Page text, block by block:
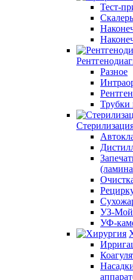
Тест-
Разное
Трубки
УЗ-
УФ-